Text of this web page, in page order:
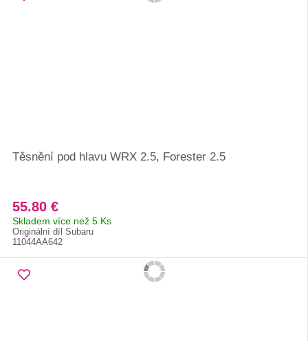
Těsnění pod hlavu WRX 2.5, Forester 2.5
55.80 €
Skladem více než 5 Ks
Originální díl Subaru
11044AA642